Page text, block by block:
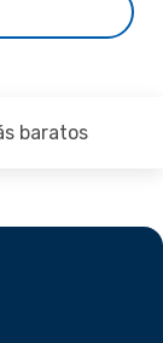
baratos